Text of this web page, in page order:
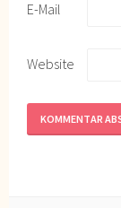
E-Mail
Website